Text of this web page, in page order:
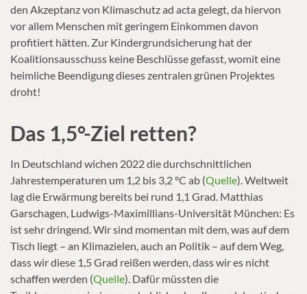
den Akzeptanz von Klimaschutz ad acta gelegt, da hiervon
vor allem Menschen mit geringem Einkommen davon
profitiert hätten. Zur Kindergrundsicherung hat der
Koalitionsausschuss keine Beschlüsse gefasst, womit eine
heimliche Beendigung dieses zentralen grünen Projektes
droht!
Das 1,5°-Ziel retten?
In Deutschland wichen 2022 die durchschnittlichen
Jahrestemperaturen um 1,2 bis 3,2 °C ab (Quelle). Weltweit
lag die Erwärmung bereits bei rund 1,1 Grad. Matthias
Garschagen, Ludwigs-Maximillians-Universität München: Es
ist sehr dringend. Wir sind momentan mit dem, was auf dem
Tisch liegt – an Klimazielen, auch an Politik – auf dem Weg,
dass wir diese 1,5 Grad reißen werden, dass wir es nicht
schaffen werden (Quelle). Dafür müssten die